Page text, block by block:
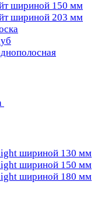
шириной 150 мм
шириной 203 мм
шириной 130 мм
шириной 150 мм
шириной 180 мм